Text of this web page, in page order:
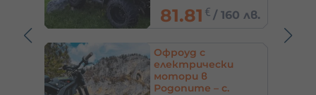
65€ /127.13 лв.
Tур с ATV и UTV в
Стара планина за
деца и възрастни –
с. Валевци